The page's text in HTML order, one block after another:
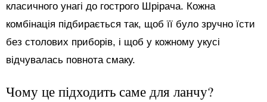
класичного унагі до гострого Шрірача. Кожна
комбінація підбирається так, щоб її було зручно їсти
без столових приборів, і щоб у кожному укусі
відчувалась повнота смаку.
Чому це підходить саме для ланчу?